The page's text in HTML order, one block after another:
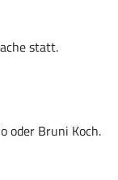
statt.
oder Bruni Koch.